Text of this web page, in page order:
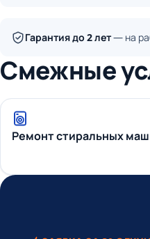
Гарантия до 2 лет— на
Смежные
Ремонт стиральных